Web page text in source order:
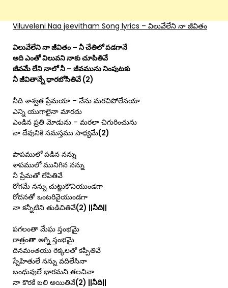
Viluveleni Naa jeevitham Song lyrics – విలువేలేని నా జీవితం
విలువేలేని నా జీవితం – నీ చేతిలో పడగానే
అది ఎంతో విలువని నాకు చూపితివే
జీవమే లేని నాలో నీ – జీవమును నింపుటకు
నీ జీవితాన్నే ధారబోసితివే (2)
నీది శాశ్వత ప్రేమయా – నేను మరచిపోలేనయా
ఎన్ని యుగాలైనా మారదు
ఎండిన ప్రతి మోడును – మరలా చిగురించును
నా దేవునికి సమస్తము సాధ్యమే(2)
పాపములో పడిన నన్ను
శాపములో మునిగిన నన్ను
నీ ప్రేమతో లేపితివే
రోగమే నన్ను చుట్టుకొనియుండగా
రోదనతో ఒంటరినైయుండగా
నా కన్నీటిని తుడిచితివే(2) ||నీది||
పగలంతా మేఘ స్తంభమై
రాత్రంతా అగ్ని స్తంభమై
దినమంతయు రెక్కలతో కప్పితివే
స్నేహితులే నన్ను వదిలేసినా
బంధువులే భారమని తలచినా
నా కొరకే బలి అయితివే(2) ||నీది||